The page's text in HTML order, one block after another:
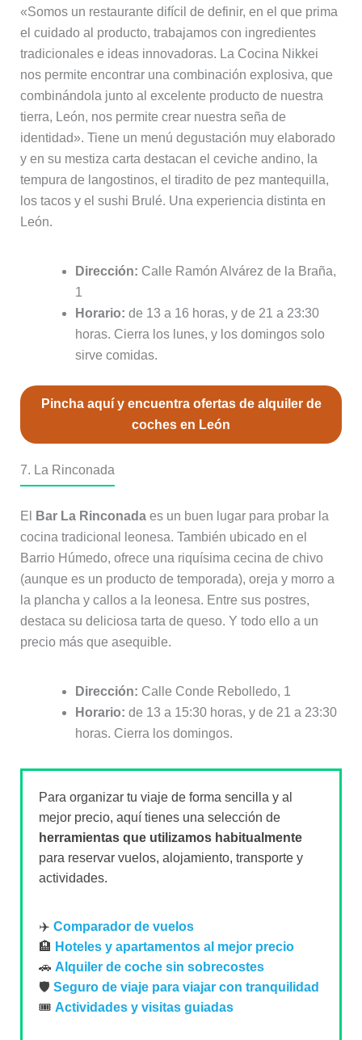
«Somos un restaurante difícil de definir, en el que prima
el cuidado al producto, trabajamos con ingredientes
tradicionales e ideas innovadoras. La Cocina Nikkei
nos permite encontrar una combinación explosiva, que
combinándola junto al excelente producto de nuestra
tierra, León, nos permite crear nuestra seña de
identidad». Tiene un menú degustación muy elaborado
y en su mestiza carta destacan el ceviche andino, la
tempura de langostinos, el tiradito de pez mantequilla,
los tacos y el sushi Brulé. Una experiencia distinta en
León.
Dirección: Calle Ramón Alvárez de la Braña,
1
Horario: de 13 a 16 horas, y de 21 a 23:30
horas. Cierra los lunes, y los domingos solo
sirve comidas.
Pincha aquí y encuentra ofertas de alquiler de
coches en León
7. La Rinconada
El Bar La Rinconadaes un buen lugar para probar la
cocina tradicional leonesa. También ubicado en el
Barrio Húmedo, ofrece una riquísima cecina de chivo
(aunque es un producto de temporada), oreja y morro a
la plancha y callos a la leonesa. Entre sus postres,
destaca su deliciosa tarta de queso. Y todo ello a un
precio más que asequible.
Dirección: Calle Conde Rebolledo, 1
Horario: de 13 a 15:30 horas, y de 21 a 23:30
horas. Cierra los domingos.
Para organizar tu viaje de forma sencilla y al
mejor precio, aquí tienes una selección de
herramientas que utilizamos habitualmente
para reservar vuelos, alojamiento, transporte y
actividades.
✈️ Comparador de vuelos
🏨 Hoteles y apartamentos al mejor precio
🚗 Alquiler de coche sin sobrecostes
🛡️ Seguro de viaje para viajar con tranquilidad
🎟️ Actividades y visitas guiadas